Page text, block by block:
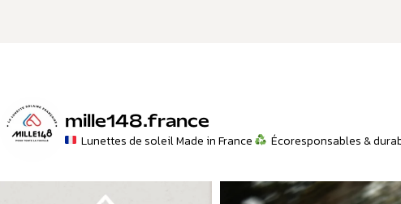
mille148.france
Lunettes de soleil Made in France Écoresponsables &